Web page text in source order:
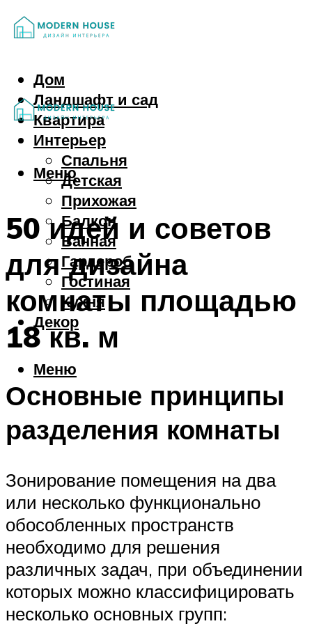
Дом
Ландшафт и сад
Квартира
Интерьер
Спальня
Детская
Прихожая
Балкон
Ванная
Гардероб
Гостиная
Кухня
Декор
Меню
Меню
50 идей и советов
для дизайна
комнаты площадью
18 кв. м
Основные принципы
разделения комнаты
Зонирование помещения на два
или несколько функционально
обособленных пространств
необходимо для решения
различных задач, при объединении
которых можно классифицировать
несколько основных групп: